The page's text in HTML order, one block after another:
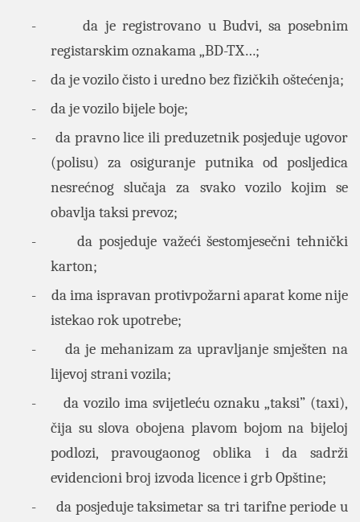
-
da je registrovano u Budvi, sa posebnim
registarskim oznakama „BD-TX…;
-
da je vozilo čisto i uredno bez fizičkih oštećenja;
-
da je vozilo bijele boje;
-
da pravno lice ili preduzetnik posjeduje ugovor
(polisu) za osiguranje putnika od posljedica
nesrećnog slučaja za svako vozilo kojim se
obavlja taksi prevoz;
-
da posjeduje važeći šestomjesečni tehnički
karton;
-
da ima ispravan protivpožarni aparat kome nije
istekao rok upotrebe;
-
da je mehanizam za upravljanje smješten na
lijevoj strani vozila;
-
da vozilo ima svijetleću oznaku „taksi” (taxi),
čija su slova obojena plavom bojom na bijeloj
podlozi, pravougaonog oblika i da sadrži
evidencioni broj izvoda licence i grb Opštine;
-
da posjeduje taksimetar sa tri tarifne periode u